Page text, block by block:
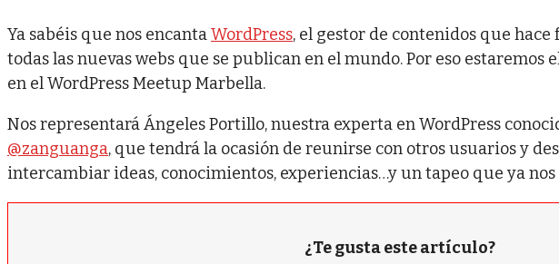
Ya sabéis que nos encantaWordPress, el gestor de contenidos que hace
todas las nuevas webs que se publican en el mundo. Por eso estaremos
en el WordPress Meetup Marbella.
Nos representará Ángeles Portillo, nuestra experta en WordPress
@zanguanga, que tendrá la ocasión de reunirse con otros usuarios y
intercambiar ideas, conocimientos, experiencias…y un tapeo que ya
¿Te gusta este artículo?